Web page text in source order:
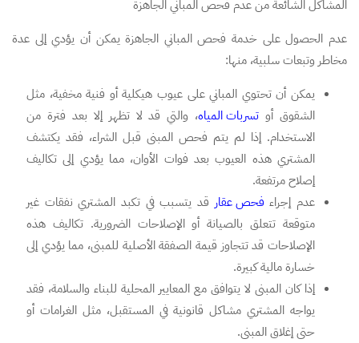
المشاكل الشائعة من عدم فحص المباني الجاهزة
عدم الحصول على خدمة فحص المباني الجاهزة يمكن أن يؤدي إلى عدة
مخاطر وتبعات سلبية، منها:
يمكن أن تحتوي المباني على عيوب هيكلية أو فنية مخفية، مثل
الشقوق أو تسربات المياه، والتي قد لا تظهر إلا بعد فترة من
الاستخدام. إذا لم يتم فحص المبنى قبل الشراء، فقد يكتشف
المشتري هذه العيوب بعد فوات الأوان، مما يؤدي إلى تكاليف
إصلاح مرتفعة.
عدم إجراء فحص عقار قد يتسبب في تكبد المشتري نفقات غير
متوقعة تتعلق بالصيانة أو الإصلاحات الضرورية. تكاليف هذه
الإصلاحات قد تتجاوز قيمة الصفقة الأصلية للمبنى، مما يؤدي إلى
خسارة مالية كبيرة.
إذا كان المبنى لا يتوافق مع المعايير المحلية للبناء والسلامة، فقد
يواجه المشتري مشاكل قانونية في المستقبل، مثل الغرامات أو
حتى إغلاق المبنى.